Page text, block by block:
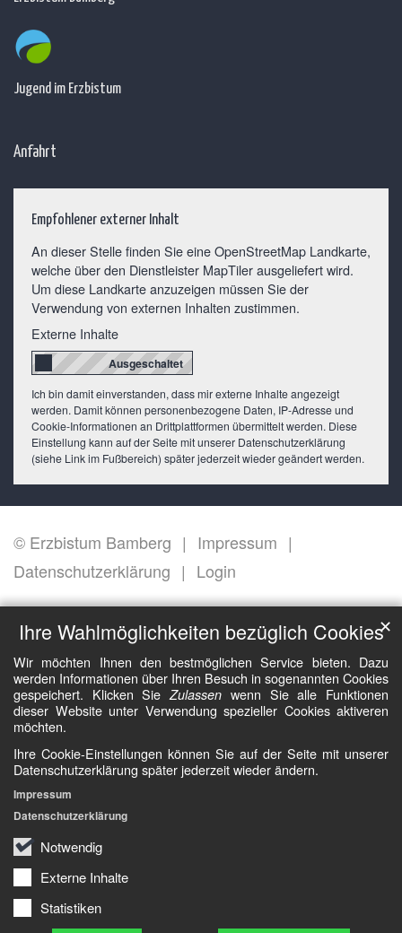
Ihre Wahlmöglichkeiten bezüglich Cookies
Wir möchten Ihnen den bestmöglichen Service bieten. Dazu
werden Informationen über Ihren Besuch in sogenannten Cookies
gespeichert. Klicken SieZulassen wenn Sie alle Funktionen
dieser Website unter Verwendung spezieller Cookies aktiveren
möchten.
Ihre Cookie-Einstellungen können Sie auf der Seite mit unserer
Datenschutzerklärung später jederzeit wieder ändern.
Notwendig
Externe Inhalte
Statistiken
✕
Impressum
Datenschutzerklärung
Jugend im Erzbistum
Anfahrt
Empfohlener externer Inhalt
An dieser Stelle finden Sie eine OpenStreetMap Landkarte,
welche über den Dienstleister MapTiler ausgeliefert wird.
Um diese Landkarte anzuzeigen müssen Sie der
Verwendung von externen Inhalten zustimmen.
Externe Inhalte
Ich bin damit einverstanden, dass mir externe Inhalte angezeigt
werden. Damit können personenbezogene Daten, IP-Adresse und
Cookie-Informationen an Drittplattformen übermittelt werden. Diese
Einstellung kann auf der Seite mit unserer Datenschutzerklärung
(siehe Link im Fußbereich) später jederzeit wieder geändert werden.
© Erzbistum Bamberg
Impressum
Datenschutzerklärung
Login